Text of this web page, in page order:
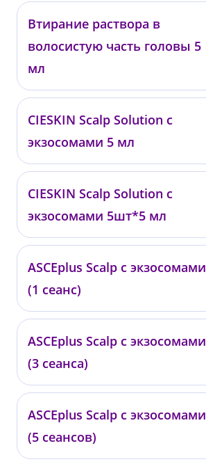
001489
от 4 000 ₽
Втирание раствора в
волосистую часть головы 5
мл
—
от 6 000 ₽
CIESKIN Scalp Solution с
экзосомами 5 мл
—
от 18 000 ₽
CIESKIN Scalp Solution с
экзосомами 5шт*5 мл
—
0774
от 60 000 ₽
ASCEplus Scalp с экзосомами
(1 сеанс)
—
0444
от 35 000 ₽
ASCEplus Scalp с экзосомами
(3 сеанса)
—
0445
от 96 000 ₽
ASCEplus Scalp с экзосомами
(5 сеансов)